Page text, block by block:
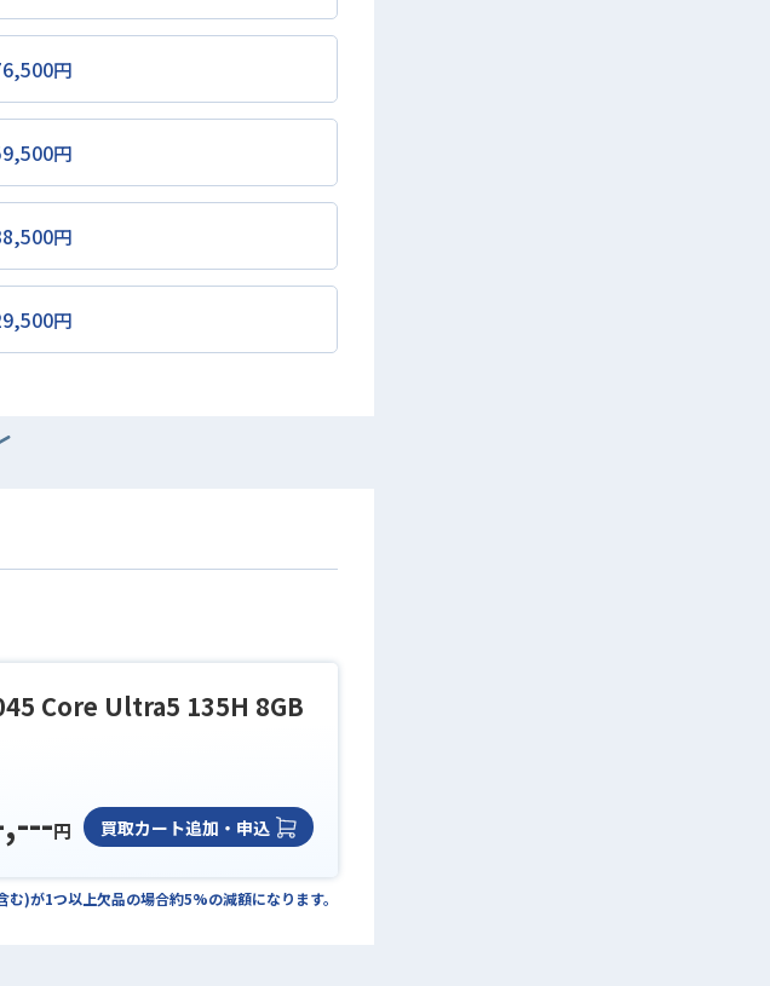
円
円
円
円
Core Ultra5 135H 8GB
円 買取カート追加・申込
)が1つ以上欠品の場合約5%の減額になります。